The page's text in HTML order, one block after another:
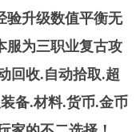
验升级数值平衡无
服为三职业复古攻
回收.自动拾取.超
备.材料.货币.金币